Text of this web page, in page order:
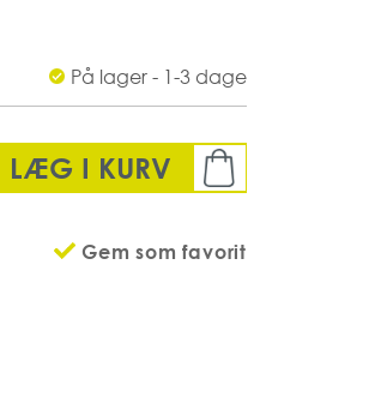
På lager - 1-3 dage
LÆG I KURV
Gem som favorit